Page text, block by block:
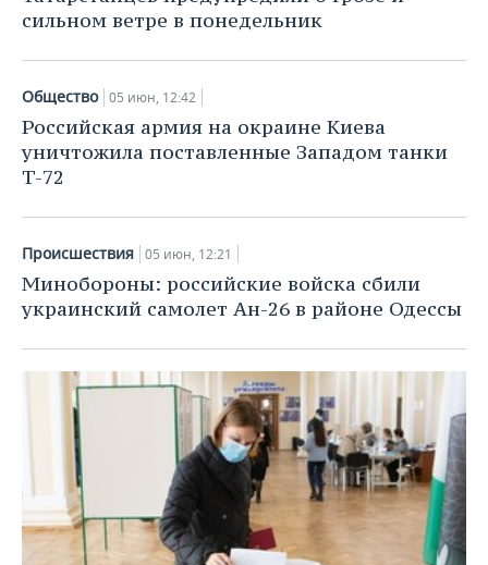
сильном ветре в понедельник
Общество 05 июн, 12:42
Российская армия на окраине Киева
уничтожила поставленные Западом танки
Т-72
Происшествия 05 июн, 12:21
Минобороны: российские войска сбили
украинский самолет Ан-26 в районе Одессы